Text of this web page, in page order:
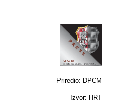
Priredio: DPCM
Izvor: HRT